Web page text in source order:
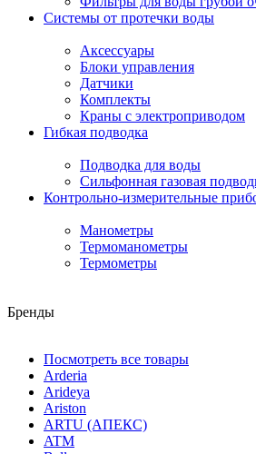
Системы от протечки воды
Аксессуары
Блоки управления
Датчики
Комплекты
Краны с электроприводом
Гибкая подводка
Подводка для воды
Сильфонная газовая
Контрольно-измерительные
Манометры
Термоманометры
Термометры
Бренды
Посмотреть все товары
Arderia
Arideya
Ariston
ARTU (АПЕКС)
ATM